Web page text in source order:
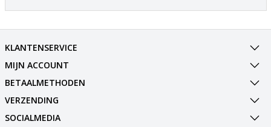
KLANTENSERVICE
MIJN ACCOUNT
BETAALMETHODEN
VERZENDING
SOCIALMEDIA